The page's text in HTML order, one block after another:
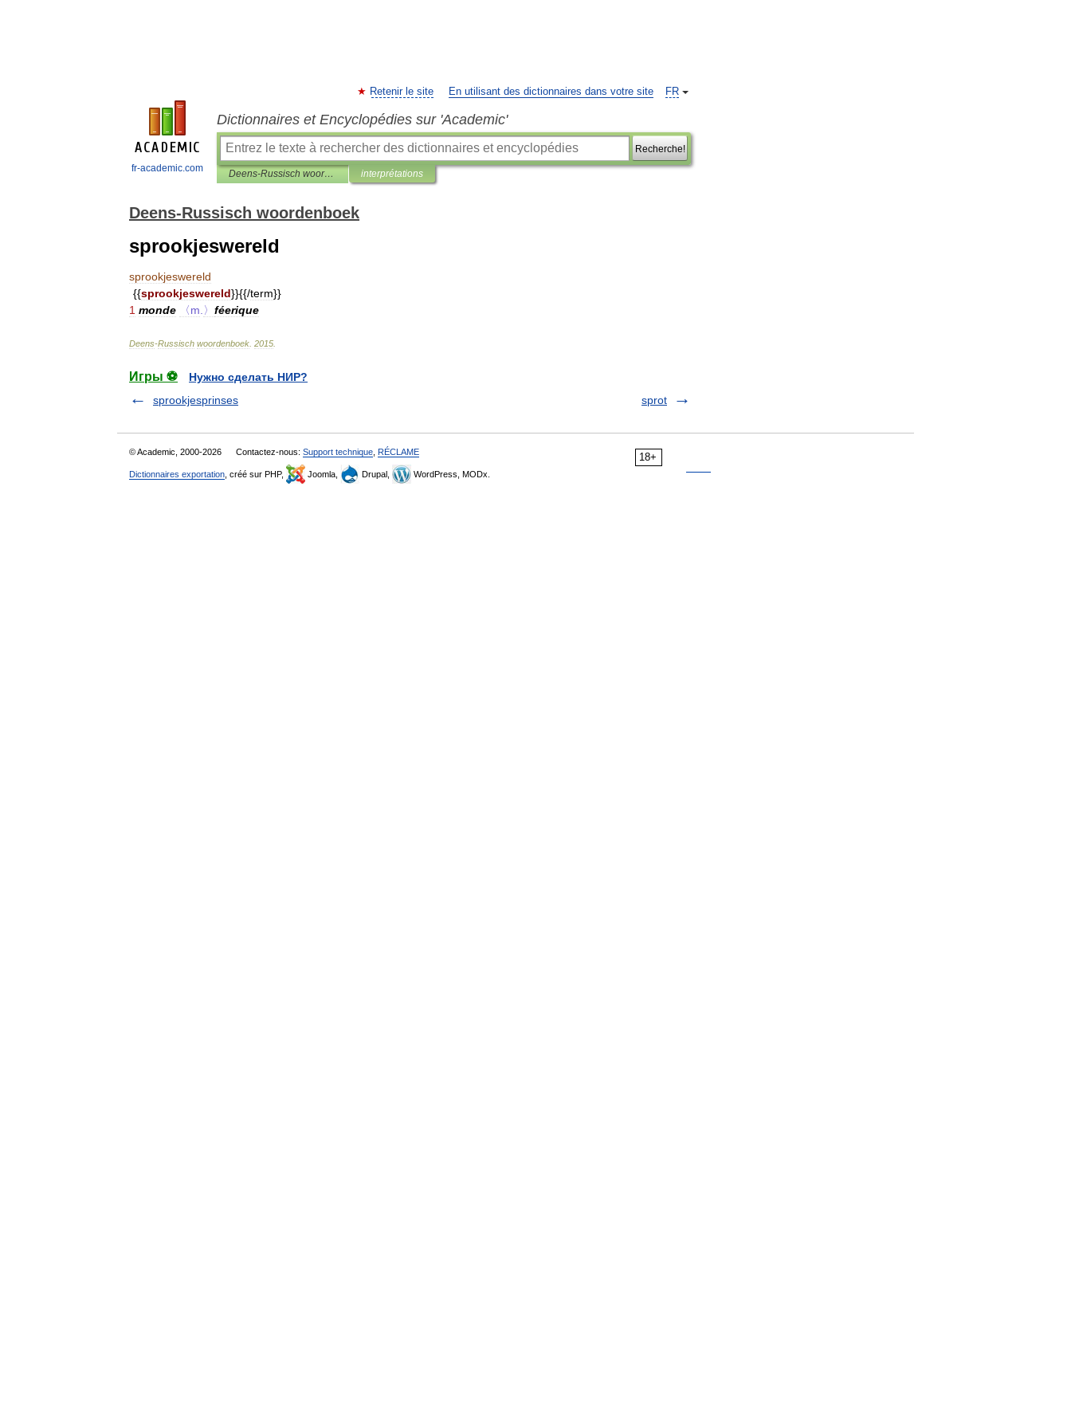
fr-academic.com
FR
Retenir le site En utilisant des dictionnaires dans votre site
Dictionnaires et Encyclopédies sur 'Academic'
Recherche!
Deens-Russisch woordenboek interprétations
Deens-Russisch woordenboek
sprookjeswereld
sprookjeswereld
{{sprookjeswereld}}{{/term}}
1 monde 〈m 〉 féerique
Deens-Russisch woordenboek 2015
Игры ⚽
Нужно сделать НИР?
sprookjesprinses
sprot
18+
© Academic, 2000-2026 Contactez-nous: Support technique RÉCLAME
Dictionnaires exportation , créé sur PHP, Joomla, Drupal, WordPress, MODx.